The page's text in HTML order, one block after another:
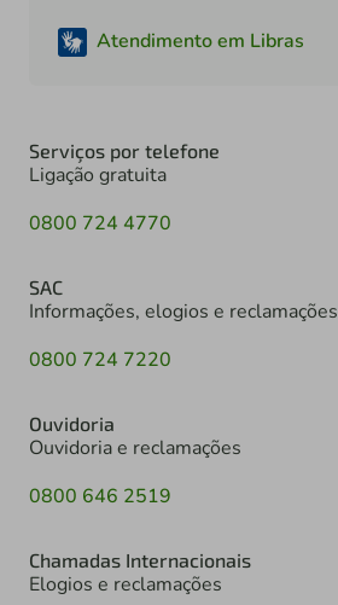
Atendimento em Libras
Serviços por telefone
Ligação gratuita
0800 724 4770
SAC
Informações, elogios e reclamações
0800 724 7220
Ouvidoria
Ouvidoria e reclamações
0800 646 2519
Chamadas Internacionais
Elogios e reclamações